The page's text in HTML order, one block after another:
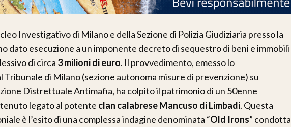
Investigativo di Milano e della Sezione di Polizia Giudiziaria presso la
dato esecuzione a un imponente decreto di sequestro di beni e immobili
di circa 3 milioni di euro. Il provvedimento, emesso lo
Tribunale di Milano (sezione autonoma misure di prevenzione) su
Distrettuale Antimafia, ha colpito il patrimonio di un 50enne
legato al potente clan calabrese Mancuso di Limbadi. Questa
è l’esito di una complessa indagine denominata “Old Irons” condotta